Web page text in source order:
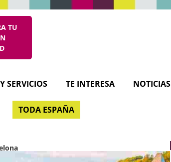
TU
SERVICIOS TE INTERESA NOTICIAS
TODA ESPAÑA